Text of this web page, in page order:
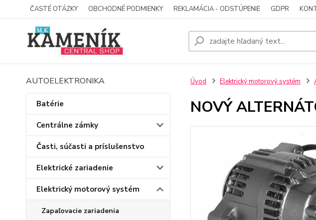
ČASTÉ OTÁZKY OBCHODNÉ PODMIENKY REKLAMÁCIA - ODSTÚPENIE GDPR
AUTOELEKTRONIKA
Batérie
Centrálne zámky
Časti, súčasti a príslušenstvo
Elektrické zariadenie
Elektrický motorový systém
Zapaľovacie zariadenia
Úvod Elektrický motorový systém
NOVÝ